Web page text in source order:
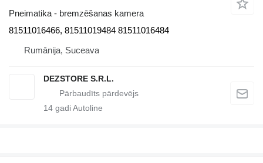
Pneimatika - bremzēšanas kamera
81511016466, 81511019484 81511016484
Rumānija, Suceava
DEZSTORE S.R.L.
14 gadi Autoline